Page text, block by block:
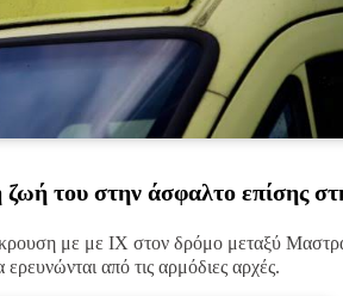
του στην άσφαλτο επίσης
με με ΙΧ στον δρόμο μεταξύ
από τις αρμόδιες αρχές.